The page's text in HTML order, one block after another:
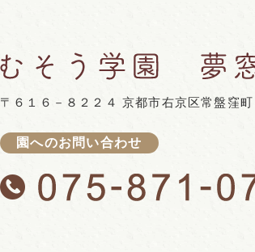
〒６１６－８２２４ 京都市右京区常盤窪町
園へのお問い合わせ